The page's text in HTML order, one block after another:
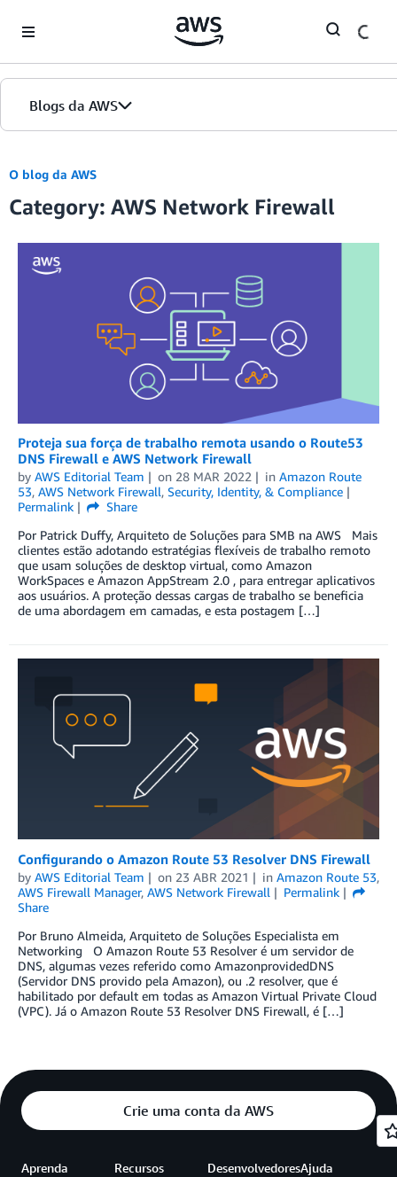
Blogs da AWS
Página inicial
Edições
O blog da AWS
Category: AWS Network Firewall
Proteja sua força de trabalho remota usando o Route53
DNS Firewall e AWS Network Firewall
by AWS Editorial Team on 28 MAR 2022 in Amazon Route
53, AWS Network Firewall, Security, Identity, & Compliance
Permalink
Share
Por Patrick Duffy, Arquiteto de Soluções para SMB na AWS Mais
clientes estão adotando estratégias flexíveis de trabalho remoto
que usam soluções de desktop virtual, como Amazon
WorkSpaces e Amazon AppStream 2.0 , para entregar aplicativos
aos usuários. A proteção dessas cargas de trabalho se beneficia
de uma abordagem em camadas, e esta postagem […]
Configurando o Amazon Route 53 Resolver DNS Firewall
by AWS Editorial Team on 23 ABR 2021 in Amazon Route 53,
AWS Firewall Manager, AWS Network Firewall
Permalink
Share
Por Bruno Almeida, Arquiteto de Soluções Especialista em
Networking O Amazon Route 53 Resolver é um servidor de
DNS, algumas vezes referido como AmazonprovidedDNS
(Servidor DNS provido pela Amazon), ou .2 resolver, que é
habilitado por default em todas as Amazon Virtual Private Cloud
(VPC). Já o Amazon Route 53 Resolver DNS Firewall, é […]
Crie uma conta da AWS
Aprenda Recursos DesenvolvedoresAjuda